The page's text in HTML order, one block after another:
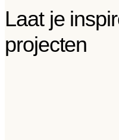
Laat je
projecten